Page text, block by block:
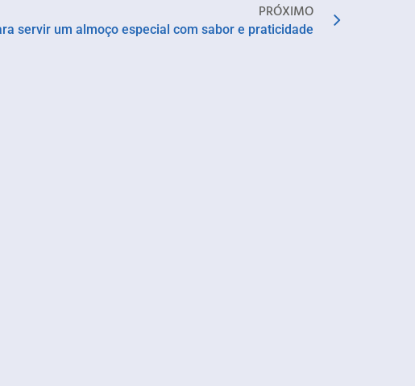
PRÓXIMO
servir um almoço especial com sabor e praticidade